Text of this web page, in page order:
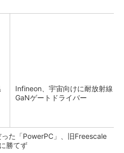
Infineon、宇宙向けに耐放射線
GaNゲートドライバー
た「PowerPC」、旧Freescale
勝てず